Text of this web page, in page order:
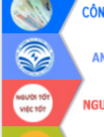
ứng để giữ vững thị trường xuất khẩu
Diễn đàn Kinh tế tư nhân Việt Nam đột
phá cơ chế - Hợp tác công tư
Đề án 06 tạo bước ngoặt đột phá trong
cải cách hành chính tỉnh Đắk Lắk
Kết nối tour, đẩy mạnh chuyển đổi số
để phát triển du lịch Đắk Lắk
Khởi động Dự án Đầu tư xây dựng hạ
tầng kỹ thuật Cụm công nghiệp Tân
Tiến
Gặp mặt các cơ quan báo chí nhân Kỷ
niệm 101 năm Ngày Báo chí Cách
mạng Việt Nam